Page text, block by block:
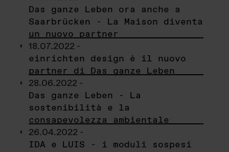
Das ganze Leben ora anche a
Saarbrücken - La Maison diventa
un nuovo partner
18.07.2022 -
einrichten design è il nuovo
partner di Das ganze Leben
28.06.2022 -
Das ganze Leben - La
sostenibilità e la
consapevolezza ambientale
26.04.2022 -
IDA e LUIS - i moduli sospesi